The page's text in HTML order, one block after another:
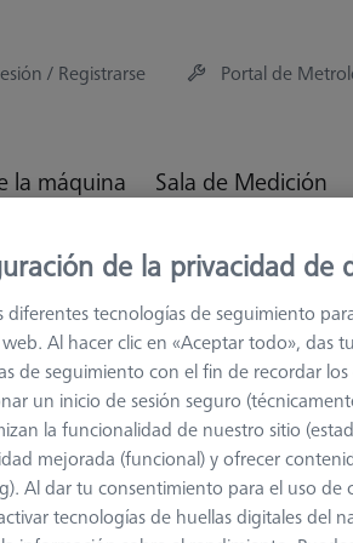
/ Registrarse Portal de
la máquina Sala de Medición
M5 Palpadores de rosca larga
la medición de la
de la privacidad de
diferentes tecnologías de seguimiento
Al hacer clic en «Aceptar todo», das
de seguimiento con el fin de recordar
un inicio de sesión seguro
la funcionalidad de nuestro sitio
mejorada (funcional) y ofrecer
Al dar tu consentimiento para el uso
tecnologías de huellas digitales del